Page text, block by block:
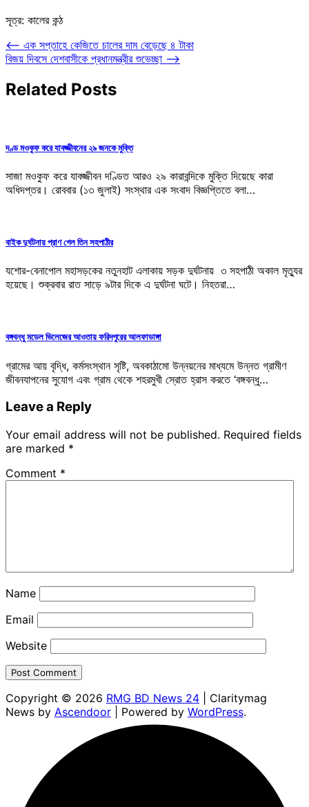
সূত্র: কালের কন্ঠ
Post
navigation
⟵ এক সপ্তাহে কেজিতে চালের দাম বেড়েছে ৪ টাকা
বিজয় দিবসে দেশবাসীকে প্রধানমন্ত্রীর শুভেচ্ছা ⟶
Related Posts
দণ্ড মওকুফ করে যাবজ্জীবনের ২৯ জনকে মুক্তি
সাজা মওকুফ করে যাবজ্জীবন দণ্ডিত আরও ২৯ কারাবন্দিকে মুক্তি দিয়েছে কারা
অধিদপ্তর। রোববার (১৩ জুলাই) সংস্থার এক সংবাদ বিজ্ঞপ্তিতে বলা…
বাইক দুর্ঘটনায় প্রাণ গেল তিন সহপাঠীর
যশোর-বেনাপোল মহাসড়কের নতুনহাট এলাকায় সড়ক দুর্ঘটনায় ৩ সহপাঠী অকাল মৃত্যু্র
হয়েছে। শুক্রবার রাত সাড়ে ৯টার দিকে এ দুর্ঘটনা ঘটে। নিহতরা…
বঙ্গবন্ধু মডেল ভিলেজের আওতায় ফরিদপুরের আলফাডাঙ্গা
গ্রামের আয় বৃদ্ধি, কর্মসংস্থান সৃষ্টি, অবকাঠামো উন্নয়নের মাধ্যমে উন্নত গ্রামীণ
জীবনযাপনের সুযোগ এবং গ্রাম থেকে শহরমুখী স্রোত হ্রাস করতে ‘বঙ্গবন্ধু…
Leave a Reply
Your email address will not be published. Required fields
are marked *
Comment *
Name
Email
Website
Copyright © 2026 RMG BD News 24 | Claritymag
News by Ascendoor | Powered by WordPress.